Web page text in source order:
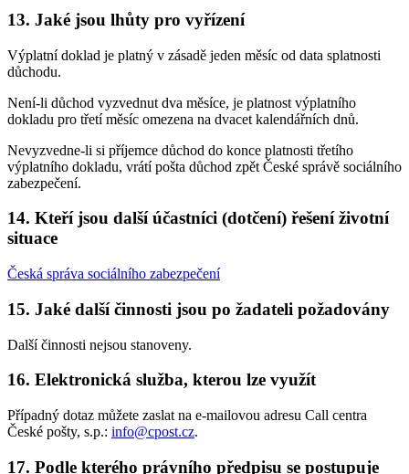
13. Jaké jsou lhůty pro vyřízení
Výplatní doklad je platný v zásadě jeden měsíc od data splatnosti
důchodu.
Není-li důchod vyzvednut dva měsíce, je platnost výplatního
dokladu pro třetí měsíc omezena na dvacet kalendářních dnů.
Nevyzvedne-li si příjemce důchod do konce platnosti třetího
výplatního dokladu, vrátí pošta důchod zpět České správě sociálního
zabezpečení.
14. Kteří jsou další účastníci (dotčení) řešení životní
situace
Česká správa sociálního zabezpečení
15. Jaké další činnosti jsou po žadateli požadovány
Další činnosti nejsou stanoveny.
16. Elektronická služba, kterou lze využít
Případný dotaz můžete zaslat na e-mailovou adresu Call centra
České pošty, s.p.: info@cpost.cz.
17. Podle kterého právního předpisu se postupuje